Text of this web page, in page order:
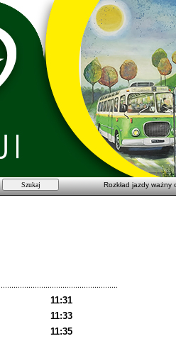
Rozkład jazdy ważny
11:31
11:33
11:35